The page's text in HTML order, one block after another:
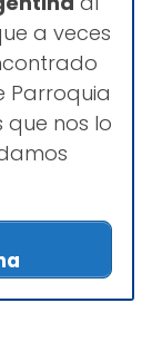
a veces
Parroquia
que nos lo